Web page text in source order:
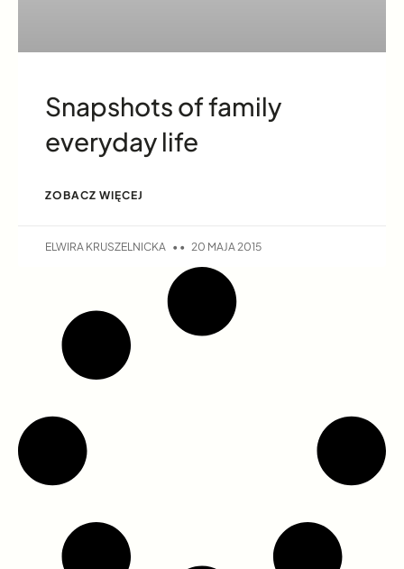
Snapshots of family
everyday life
ZOBACZ WIĘCEJ
ELWIRA KRUSZELNICKA 20 MAJA 2015